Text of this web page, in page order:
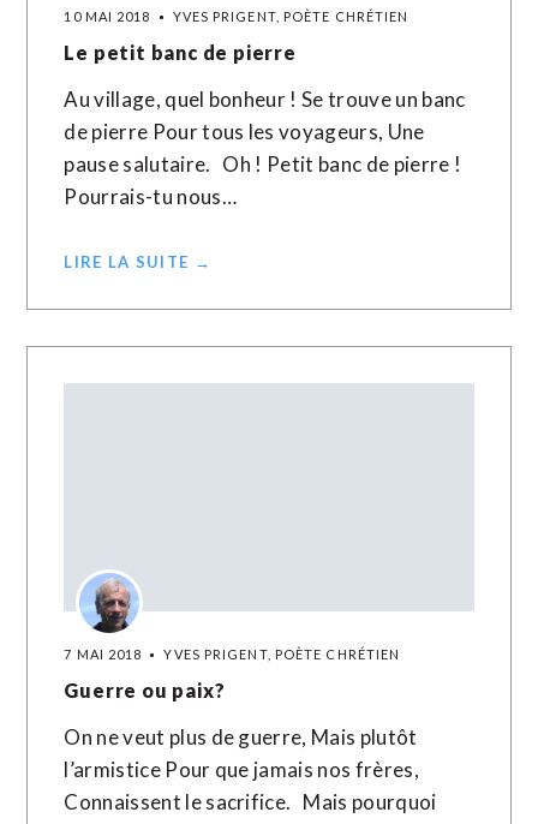
10 MAI 2018 YVES PRIGENT, POÈTE CHRÉTIEN
Le petit banc de pierre
Au village, quel bonheur ! Se trouve un banc
de pierre Pour tous les voyageurs, Une
pause salutaire. Oh ! Petit banc de pierre !
Pourrais-tu nous…
LIRE LA SUITE →
7 MAI 2018 YVES PRIGENT, POÈTE CHRÉTIEN
Guerre ou paix?
On ne veut plus de guerre, Mais plutôt
l’armistice Pour que jamais nos frères,
Connaissent le sacrifice. Mais pourquoi